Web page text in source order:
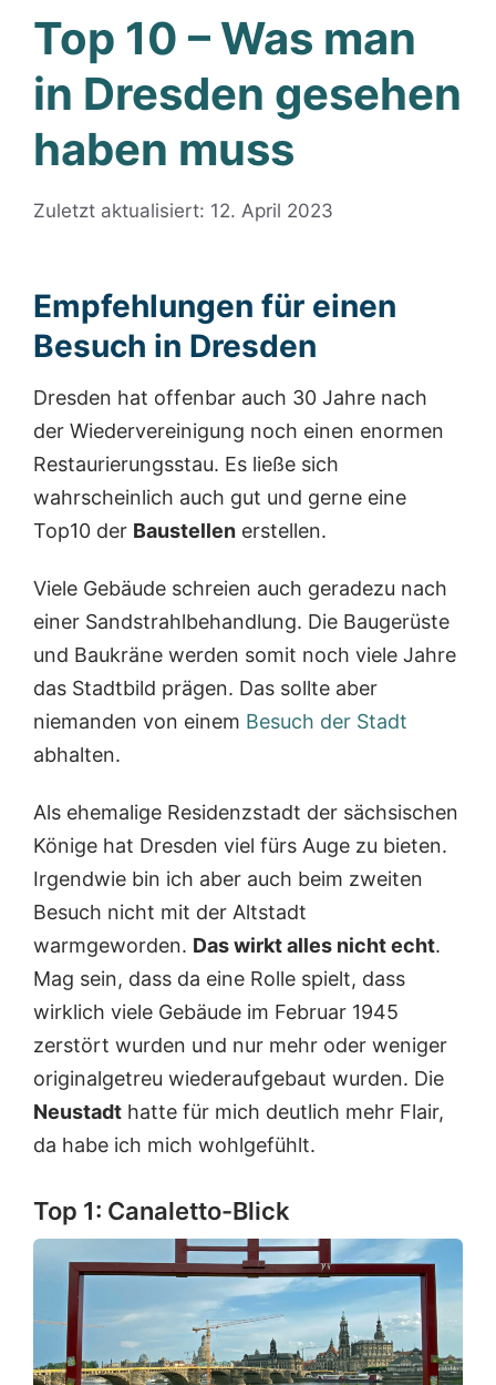
Top 10 – Was man
in Dresden gesehen
haben muss
Zuletzt aktualisiert: 12. April 2023
Empfehlungen für einen
Besuch in Dresden
Dresden hat offenbar auch 30 Jahre nach
der Wiedervereinigung noch einen enormen
Restaurierungsstau. Es ließe sich
wahrscheinlich auch gut und gerne eine
Top10 der Baustellen erstellen.
Viele Gebäude schreien auch geradezu nach
einer Sandstrahlbehandlung. Die Baugerüste
und Baukräne werden somit noch viele Jahre
das Stadtbild prägen. Das sollte aber
niemanden von einem Besuch der Stadt
abhalten.
Als ehemalige Residenzstadt der sächsischen
Könige hat Dresden viel fürs Auge zu bieten.
Irgendwie bin ich aber auch beim zweiten
Besuch nicht mit der Altstadt
warmgeworden. Das wirkt alles nicht echt.
Mag sein, dass da eine Rolle spielt, dass
wirklich viele Gebäude im Februar 1945
zerstört wurden und nur mehr oder weniger
originalgetreu wiederaufgebaut wurden. Die
Neustadt hatte für mich deutlich mehr Flair,
da habe ich mich wohlgefühlt.
Top 1: Canaletto-Blick